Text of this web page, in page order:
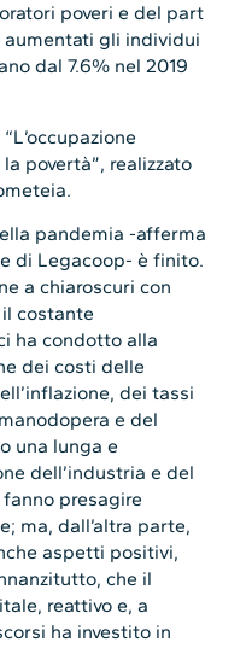
poveri e del part
aumentati gli individui
dal 7.6% nel 2019
povertà”, realizzato
pandemia -afferma
di Legacoop- è finito.
a chiaroscuri con
costante
ha condotto alla
dei costi delle
dei tassi
e del
una lunga e
dell’industria e del
presagire
ma, dall’altra parte,
aspetti positivi,
che il
reattivo e, a
ha investito in